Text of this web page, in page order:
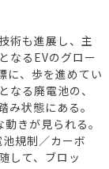
術も進展し、主
なるEVのグロー
に、歩を進めてい
なる廃電池の、
状態にある。
きが見られる。
規制／カーボ
して、ブロッ